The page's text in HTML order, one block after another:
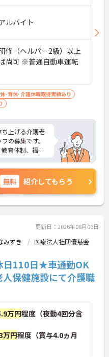
ルバイト
修（ヘルパー2級）以上
尚可 ※普通自動車運転
･育休･介護休暇取得実績あり
上げる介護老
の募集です。
育体制、福利
合わせくださ
無料 紹介してもらう
更新日：2026年08月06日
みずき
医療法人社団優慈会
日110日★車通勤OK
保健施設にて介護職
万円程度（夜勤4回分含
万円程度（賞与4.0ヵ月